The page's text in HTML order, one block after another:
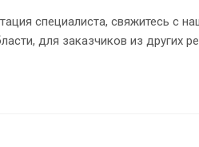
специалиста, свяжитесь с
для заказчиков из других